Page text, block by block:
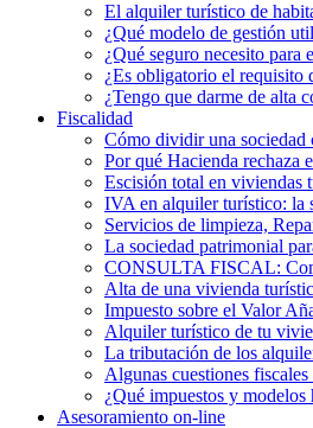
El alquiler turístico de
¿Qué modelo de gestión
¿Qué seguro necesito
¿Es obligatorio el requisito
¿Tengo que darme de alta
Fiscalidad
Cómo dividir una sociedad
Por qué Hacienda rechaza
Escisión total en viviendas
IVA en alquiler turístico: la
Servicios de limpieza,
La sociedad patrimonial
CONSULTA FISCAL:
Alta de una vivienda
Impuesto sobre el Valor
Alquiler turístico de tu
La tributación de los
Algunas cuestiones
¿Qué impuestos y
Asesoramiento on-line